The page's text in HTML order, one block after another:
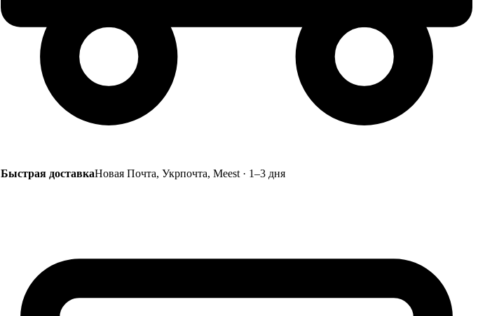
Быстрая доставкаНовая Почта, Укрпочта, Meest · 1–3 дня